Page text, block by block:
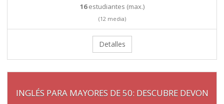
16estudiantes (max.)
(12 media)
Detalles
INGLÉS PARA MAYORES DE 50: DESCUBRE DEVON